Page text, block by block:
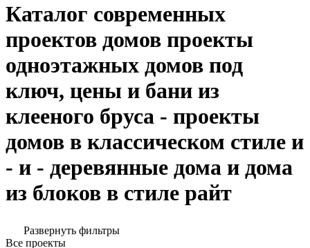
Каталог современных
проектов домов проекты
одноэтажных домов под
ключ, цены и бани из
клееного бруса - проекты
домов в классическом стиле и
- и - деревянные дома и дома
из блоков в стиле райт
Развернуть фильтры
Все проекты